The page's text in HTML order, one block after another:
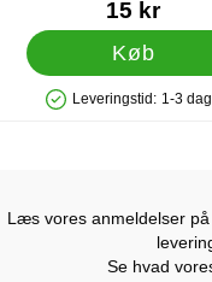
Varenr 2158915 kr
Køb
Produkttilgængelighed:
Leveringstid: 1-3
Læs vores anmeldelser
Se hvad